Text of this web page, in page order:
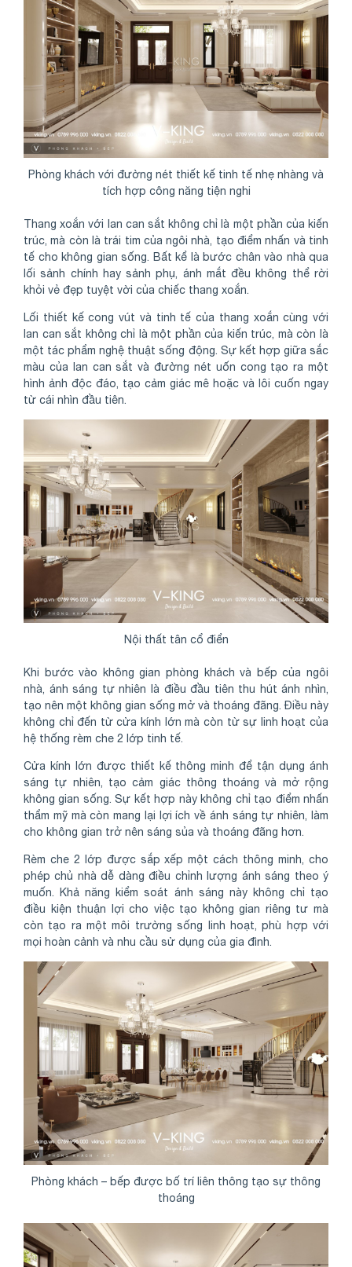
Phòng khách với đường nét thiết kế tinh tế nhẹ nhàng và
tích hợp công năng tiện nghi
Thang xoắn với lan can sắt không chỉ là một phần của kiến
trúc, mà còn là trái tim của ngôi nhà, tạo điểm nhấn và tinh
tế cho không gian sống. Bất kể là bước chân vào nhà qua
lối sảnh chính hay sảnh phụ, ánh mắt đều không thể rời
khỏi vẻ đẹp tuyệt vời của chiếc thang xoắn.
Lối thiết kế cong vút và tinh tế của thang xoắn cùng với
lan can sắt không chỉ là một phần của kiến trúc, mà còn là
một tác phẩm nghệ thuật sống động. Sự kết hợp giữa sắc
màu của lan can sắt và đường nét uốn cong tạo ra một
hình ảnh độc đáo, tạo cảm giác mê hoặc và lôi cuốn ngay
từ cái nhìn đầu tiên.
Nội thất tân cổ điển
Khi bước vào không gian phòng khách và bếp của ngôi
nhà, ánh sáng tự nhiên là điều đầu tiên thu hút ánh nhìn,
tạo nên một không gian sống mở và thoáng đãng. Điều này
không chỉ đến từ cửa kính lớn mà còn từ sự linh hoạt của
hệ thống rèm che 2 lớp tinh tế.
Cửa kính lớn được thiết kế thông minh để tận dụng ánh
sáng tự nhiên, tạo cảm giác thông thoáng và mở rộng
không gian sống. Sự kết hợp này không chỉ tạo điểm nhấn
thẩm mỹ mà còn mang lại lợi ích về ánh sáng tự nhiên, làm
cho không gian trở nên sáng sủa và thoáng đãng hơn.
Rèm che 2 lớp được sắp xếp một cách thông minh, cho
phép chủ nhà dễ dàng điều chỉnh lượng ánh sáng theo ý
muốn. Khả năng kiểm soát ánh sáng này không chỉ tạo
điều kiện thuận lợi cho việc tạo không gian riêng tư mà
còn tạo ra một môi trường sống linh hoạt, phù hợp với
mọi hoàn cảnh và nhu cầu sử dụng của gia đình.
Phòng khách – bếp được bố trí liên thông tạo sự thông
thoáng